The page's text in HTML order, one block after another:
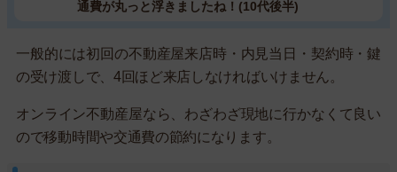
通費が丸っと浮きましたね！(10代後半)
一般的には初回の不動産屋来店時・内見当日・契約時・鍵
の受け渡しで、4回ほど来店しなければいけません。
オンライン不動産屋なら、わざわざ現地に行かなくて良い
ので移動時間や交通費の節約になります。